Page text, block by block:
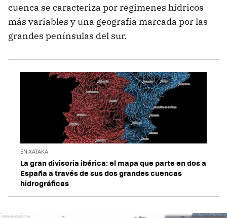
cuenca se caracteriza por regímenes hídricos
más variables y una geografía marcada por las
grandes penínsulas del sur.
EN XATAKA
La gran divisoria ibérica: el mapa que parte en dos a
España a través de sus dos grandes cuencas
hidrográficas